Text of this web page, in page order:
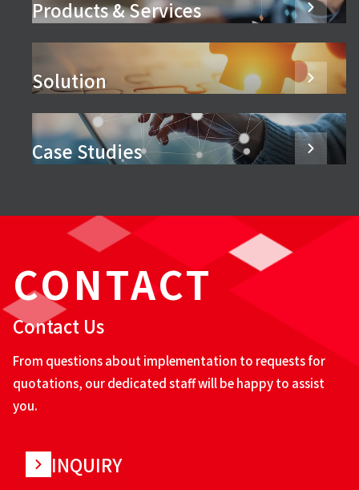
Products & Services
Solution
Case Studies
CONTACT
Contact Us
From questions about implementation to requests for
quotations, our dedicated staff will be happy to assist
you.
INQUIRY